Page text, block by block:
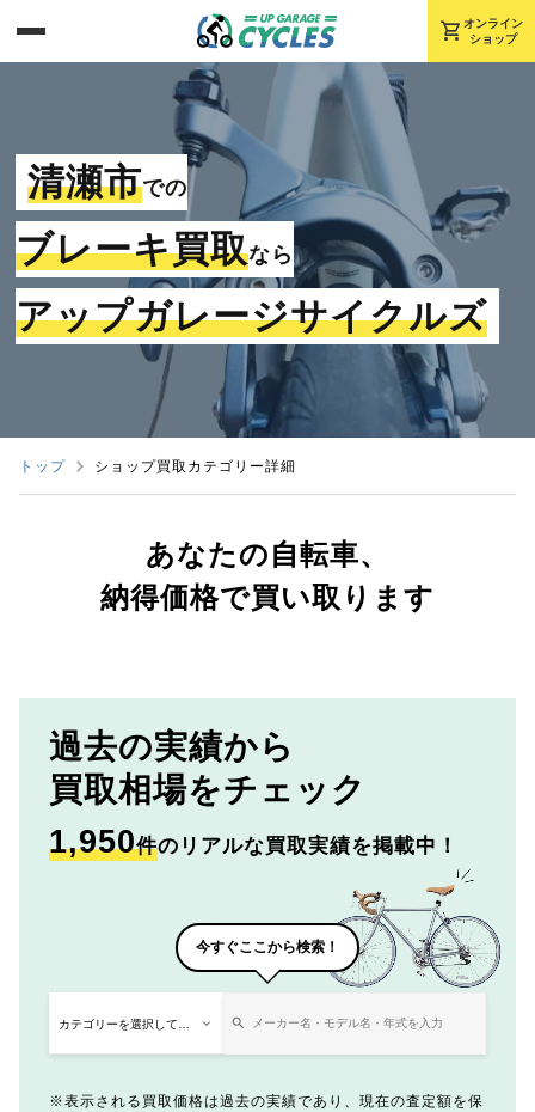
shopping_cart オンライン
ショップ
清瀬市での
ブレーキ買取なら
アップガレージサイクルズ
トップ ショップ買取カテゴリー詳細
あなたの自転車、
納得価格で買い取ります
過去の実績から
買取相場をチェック
1,950件のリアルな買取実績を掲載中！
今すぐここから検索！
表示される買取価格は過去の実績であり、現在の査定額を保